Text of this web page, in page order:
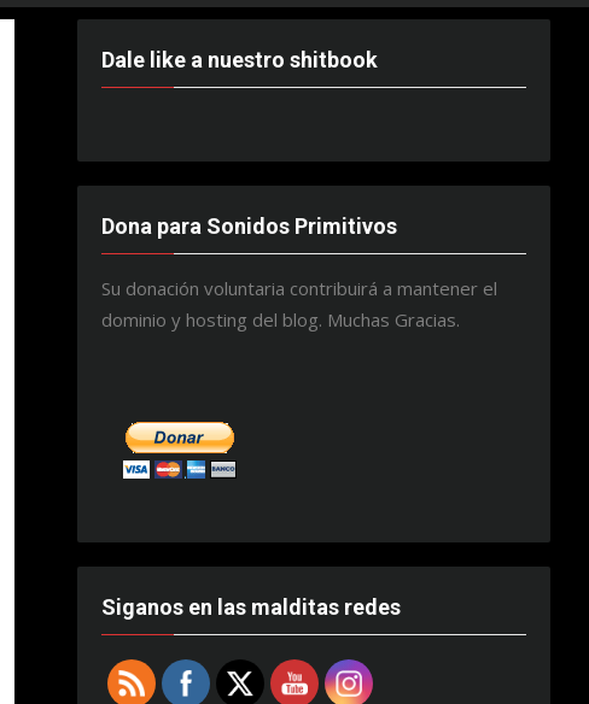
Dale like a nuestro shitbook
Dona para Sonidos Primitivos
Su donación voluntaria contribuirá a mantener el
dominio y hosting del blog. Muchas Gracias.
Siganos en las malditas redes